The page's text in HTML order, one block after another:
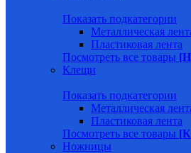
Показать подкатегории
Металлическая
Пластиковая лента
Посмотреть все товары
Клещи
Показать подкатегории
Металлическая
Пластиковая лента
Посмотреть все товары
Ножницы